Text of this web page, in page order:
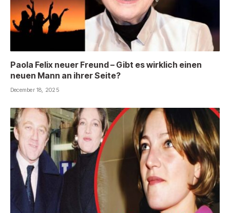
Paola Felix neuer Freund – Gibt es wirklich einen
neuen Mann an ihrer Seite?
December 18, 2025